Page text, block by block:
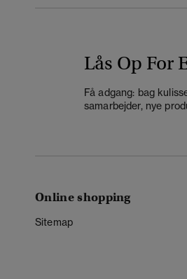
Lås Op For
Få adgang: bag
samarbejder, nye
Online shopping
Sitemap